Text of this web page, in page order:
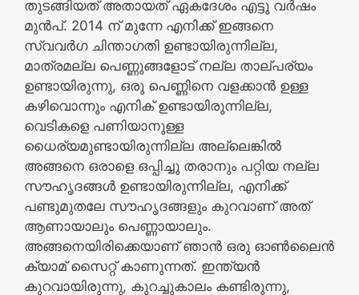
തുടങ്ങിയത് അതായത് ഏകദേശം എട്ടു വർഷം
മുൻപ്. 2014 ന് മുന്നേ എനിക്ക് ഇങ്ങനെ
സ്വവർഗ ചിന്താഗതി ഉണ്ടായിരുന്നില്ല,
മാത്രമല്ല പെണ്ണുങ്ങളോട് നല്ല താല്പര്യം
ഉണ്ടായിരുന്നു, ഒരു പെണ്ണിനെ വളക്കാൻ ഉള്ള
കഴിവൊന്നും എനിക് ഉണ്ടായിരുന്നില്ല,
വെടികളെ പണിയാനുള്ള
ധൈര്യമുണ്ടായിരുന്നില്ല അല്ലെങ്കിൽ
അങ്ങനെ ഒരാളെ ഒപ്പിച്ചു തരാനും പറ്റിയ നല്ല
സൗഹൃദങ്ങൾ ഉണ്ടായിരുന്നില്ല, എനിക്ക്
പണ്ടുമുതലേ സൗഹൃദങ്ങളും കുറവാണ് അത്
ആണായാലും പെണ്ണായാലും.
അങ്ങനെയിരിക്കെയാണ് ഞാൻ ഒരു ഓൺലൈൻ
ക്യാമ് സൈറ്റ് കാണുന്നത്. ഇന്ത്യൻ
കുറവായിരുന്നു, കുറച്ചുകാലം കണ്ടിരുന്നു,